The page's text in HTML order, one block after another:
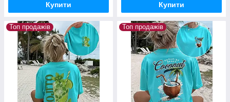
Купити Купити
Топ продажів Топ продажів